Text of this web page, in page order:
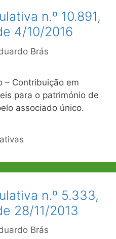
n.º 10.891,
4/10/2016
Brás
– Contribuição em
para o património de
associado único.
n.º 5.333,
28/11/2013
Brás